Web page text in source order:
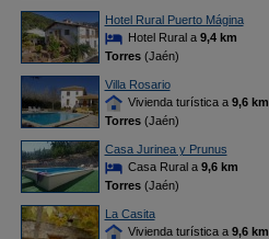
Hotel Rural Puerto Mágina
Hotel Rural a 9,4 km
Torres(Jaén)
Villa Rosario
Vivienda turística a 9,6 km
Torres(Jaén)
Casa Jurinea y Prunus
Casa Rural a 9,6 km
Torres(Jaén)
La Casita
Vivienda turística a 9,6 km